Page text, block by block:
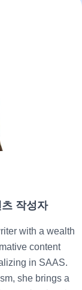
작성자
with a wealth
content
in SAAS.
she brings a